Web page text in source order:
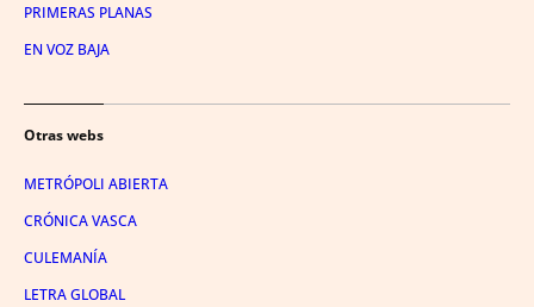
PRIMERAS PLANAS
EN VOZ BAJA
Otras webs
METRÓPOLI ABIERTA
CRÓNICA VASCA
CULEMANÍA
LETRA GLOBAL